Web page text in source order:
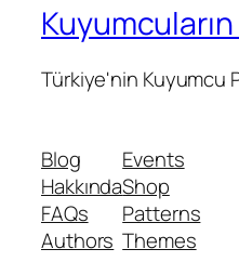
Kuyumcuların
Türkiye'nin Kuyumcu
Blog
Hakkında
FAQs
Authors
Events
Shop
Patterns
Themes